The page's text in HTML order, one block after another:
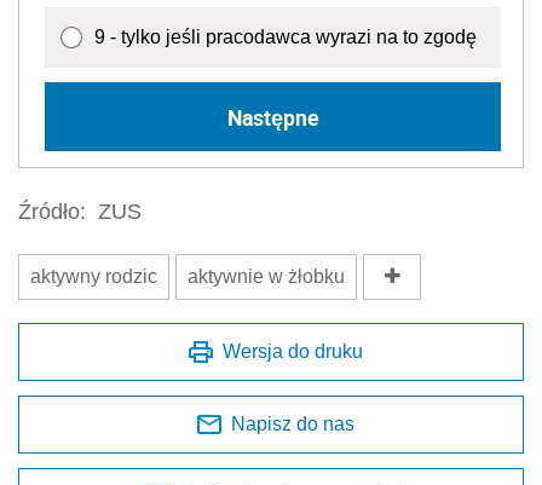
9 - tylko jeśli pracodawca wyrazi na to zgodę
Następne
Źródło: ZUS
aktywny rodzic aktywnie w żłobku
Wersja do druku
Napisz do nas